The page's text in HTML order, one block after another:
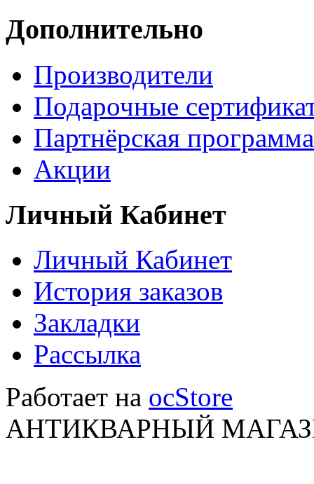
Дополнительно
Производители
Подарочные
Партнёрская программа
Акции
Личный Кабинет
Личный Кабинет
История заказов
Закладки
Рассылка
Работает на ocStore
АНТИКВАРНЫЙ